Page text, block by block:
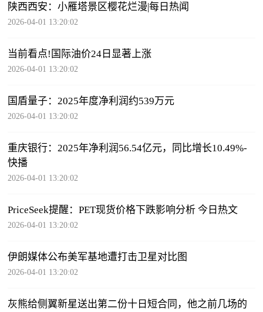
陕西西安：小雁塔景区樱花烂漫|每日热闻
2026-04-01 13:20:02
当前看点!国际油价24日显著上涨
2026-04-01 13:20:02
国盾量子：2025年度净利润约539万元
2026-04-01 13:20:02
重庆银行：2025年净利润56.54亿元，同比增长10.49%-
快播
2026-04-01 13:20:02
PriceSeek提醒：PET现货价格下跌影响分析 今日热文
2026-04-01 13:20:02
伊朗媒体公布美军基地遭打击卫星对比图
2026-04-01 13:20:02
灰熊给侧翼新星送出第二份十日短合同，他之前几场的